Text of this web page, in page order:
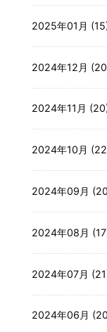
2025年01月
2024年12月
2024年11月
2024年10月
2024年09月
2024年08月
2024年07月
2024年06月